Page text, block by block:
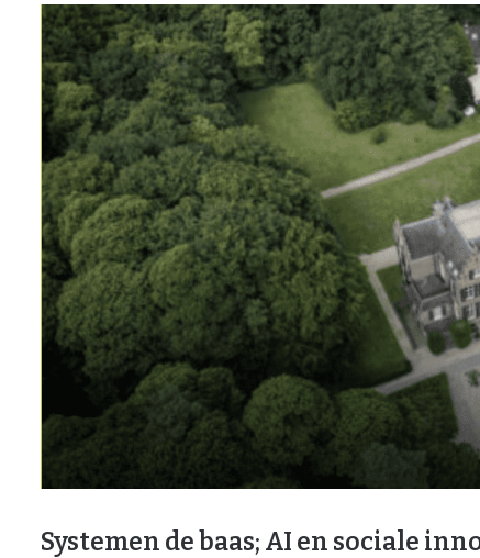
Systemen de baas; AI en sociale